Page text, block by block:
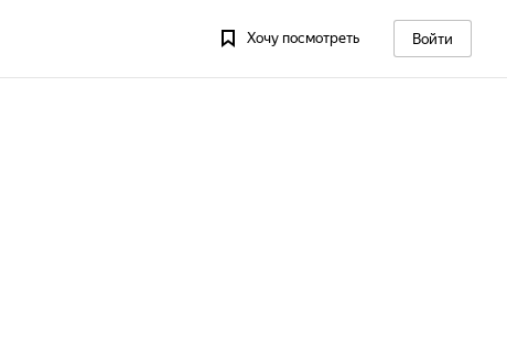
Хочу посмотреть Войти